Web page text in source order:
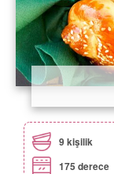
9 kişilik
175 derece